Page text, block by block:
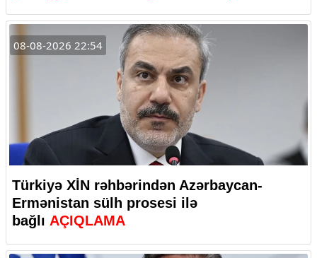
08-08-2026 22:54
Türkiyə XİN rəhbərindən Azərbaycan-
Ermənistan sülh prosesi ilə
bağlı AÇIQLAMA